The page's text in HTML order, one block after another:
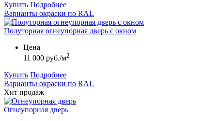
Купить Подробнее
Варианты окраски по RAL
Полуторная огнеупорная дверь с окном
Цена
11 000 руб./м2
Купить Подробнее
Варианты окраски по RAL
Хит продаж
Огнеупорная дверь